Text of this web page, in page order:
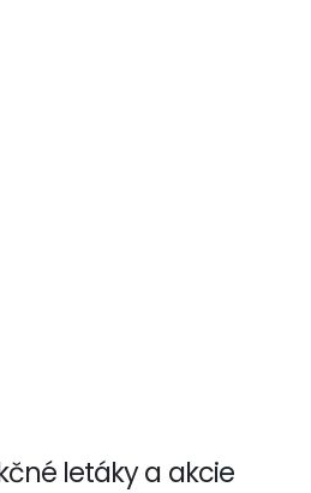
letáky a akcie